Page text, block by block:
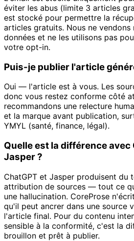
éviter les abus (limite 3 articles
est stocké pour permettre la
articles gratuits. Nous ne vendons
données et ne les utilisons pas
votre opt-in.
Puis-je publier l'article
Oui — l'article est à vous. Les
donc vous restez conforme côté
recommandons une relecture
et la marque avant publication,
YMYL (santé, finance, légal).
Quelle est la différence avec
Jasper ?
ChatGPT et Jasper produisent du
attribution de sources — tout ce
une hallucination. CoreProse
qu'il peut ancrer dans une source
l'article final. Pour du contenu
sensible à la conformité, c'est la
brouillon et prêt à publier.